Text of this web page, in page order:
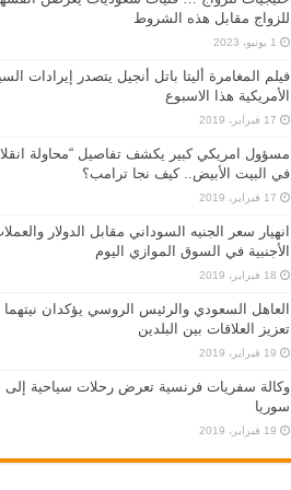
للزواج مقابل هذه الشروط
1 يونيو، 2023
فيلم المغامرة أليتا‭ ‬باتل أنجيل يتصدر إيرادات
الأمريكية هذا الاسبوع
17 فبراير، 2019
مسؤول امريكي كبير يكشف تفاصيل “محاولة
في البيت الأبيض.. كيف نجا ترامب؟
17 فبراير، 2019
انهيار سعر الجنيه السوداني مقابل الدولار
الأجنبية في السوق الموازي اليوم
18 فبراير، 2019
العاهل السعودي والرئيس الروسي يؤكدان نيتهما
تعزيز العلاقات بين البلدين
19 فبراير، 2019
وكالة سفريات فرنسية تعرض رحلات سياحية إلى
سوريا
19 فبراير، 2019